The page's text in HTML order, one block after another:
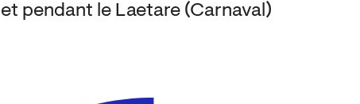
et pendant le Laetare (Carnaval)